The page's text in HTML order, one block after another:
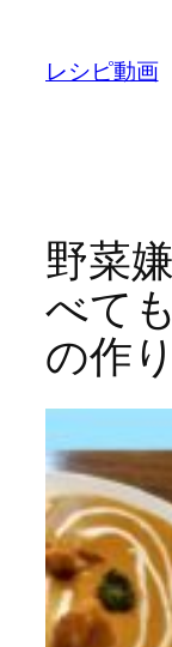
レシピ動画
野菜
べて
の作